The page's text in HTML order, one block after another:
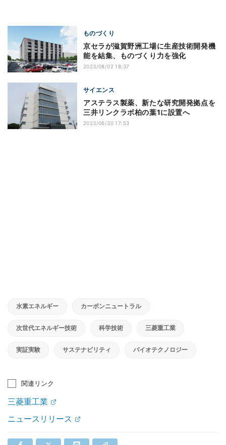
ものづくり
京セラが滋賀野洲工場に生産技術開発機
能を結集、ものづくり力を強化
2023/08/02 18:37
サイエンス
アステラス製薬、新たな研究開発拠点を
三井リンクラボ柏の葉1に設置へ
2023/06/30 17:53
水素エネルギー カーボンニュートラル
次世代エネルギー技術 科学技術 三菱重工業
実証実験 サステナビリティ バイオテクノロジー
関連リンク
三菱重工業
ニュースリリース